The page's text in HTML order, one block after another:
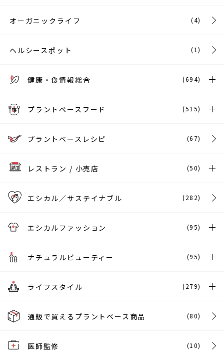
オーガニックライフ (4)
ヘルシースポット (1)
健康・食情報総合 (694)
プラントベースフード (515)
プラントベースレシピ (67)
レストラン / 小売店 (50)
エシカル／サステイナブル (282)
エシカルファッション (95)
ナチュラルビューティー (95)
ライフスタイル (279)
通販で買えるプラントベース商品 (80)
医師監修 (10)